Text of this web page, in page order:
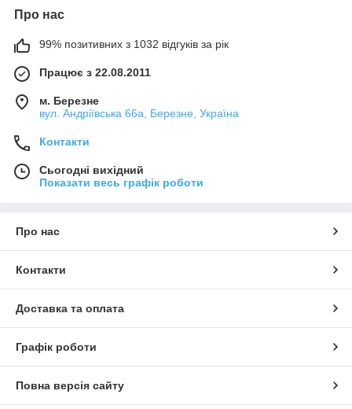
Про нас
99% позитивних з 1032 відгуків за рік
Працює з 22.08.2011
м. Березне
вул. Андріївська 66а, Березне, Україна
Контакти
Сьогодні вихідний
Показати весь графік роботи
Про нас
Контакти
Доставка та оплата
Графік роботи
Повна версія сайту